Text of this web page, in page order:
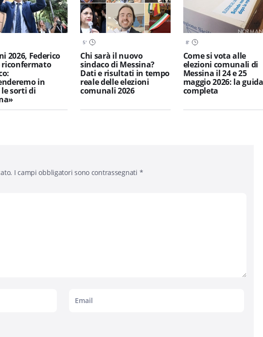
2026, Federico
riconfermato
in
sorti di
5'
Chi sarà il nuovo
sindaco di Messina?
Dati e risultati in tempo
reale delle elezioni
comunali 2026
8'
Come si vota alle
elezioni comunali di
Messina il 24 e 25
maggio 2026: la guida
completa
I campi obbligatori sono contrassegnati *